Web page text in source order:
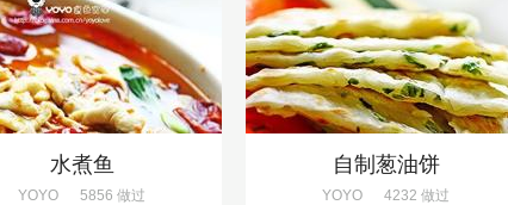
水煮鱼
YOYO 5856 做过
自制葱油饼
YOYO 4232 做过